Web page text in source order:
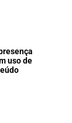
uso de